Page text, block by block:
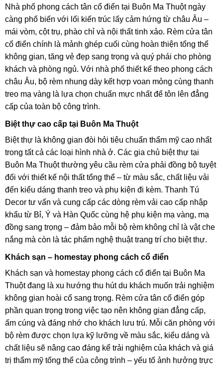
Nhà phố phong cách tân cổ điển tại Buôn Ma Thuột ngày
càng phổ biến với lối kiến trúc lấy cảm hứng từ châu Âu –
mái vòm, cột trụ, phào chỉ và nội thất tinh xảo. Rèm cửa tân
cổ điển chính là mảnh ghép cuối cùng hoàn thiện tổng thể
không gian, tăng vẻ đẹp sang trọng và quý phái cho phòng
khách và phòng ngủ. Với nhà phố thiết kế theo phong cách
châu Âu, bộ rèm nhung dày kết hợp voan mỏng cùng thanh
treo mạ vàng là lựa chọn chuẩn mực nhất để tôn lên đẳng
cấp của toàn bộ công trình.
Biệt thự cao cấp tại Buôn Ma Thuột
Biệt thự là không gian đòi hỏi tiêu chuẩn thẩm mỹ cao nhất
trong tất cả các loại hình nhà ở. Các gia chủ biệt thự tại
Buôn Ma Thuột thường yêu cầu rèm cửa phải đồng bộ tuyệt
đối với thiết kế nội thất tổng thể – từ màu sắc, chất liệu vải
đến kiểu dáng thanh treo và phụ kiện đi kèm. Thanh Tú
Decor tư vấn và cung cấp các dòng rèm vải cao cấp nhập
khẩu từ Bỉ, Ý và Hàn Quốc cùng hệ phụ kiện mạ vàng, mạ
đồng sang trọng – đảm bảo mỗi bộ rèm không chỉ là vật che
nắng mà còn là tác phẩm nghệ thuật trang trí cho biệt thự.
Khách sạn – homestay phong cách cổ điển
Khách sạn và homestay phong cách cổ điển tại Buôn Ma
Thuột đang là xu hướng thu hút du khách muốn trải nghiệm
không gian hoài cổ sang trọng. Rèm cửa tân cổ điển góp
phần quan trọng trong việc tạo nên không gian đẳng cấp,
ấm cúng và đáng nhớ cho khách lưu trú. Mỗi căn phòng với
bộ rèm được chọn lựa kỹ lưỡng về màu sắc, kiểu dáng và
chất liệu sẽ nâng cao đáng kể trải nghiệm của khách và giá
trị thẩm mỹ tổng thể của công trình – yếu tố ảnh hưởng trực